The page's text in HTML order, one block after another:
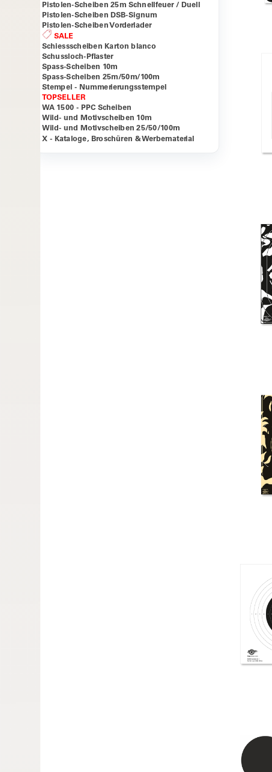
Pistolen-Scheiben 25m Schnellfeuer / Duell
Pistolen-Scheiben DSB-Signum
Pistolen-Scheiben Vorderlader
SALE
Schiessscheiben Karton blanco
Schussloch-Pflaster
Spass-Scheiben 10m
Spass-Scheiben 25m/50m/100m
Stempel - Nummerierungsstempel
TOPSELLER
WA 1500 - PPC Scheiben
Wild- und Motivscheiben 10m
Wild- und Motivscheiben 25/50/100m
X - Kataloge, Broschüren & Werbematerial